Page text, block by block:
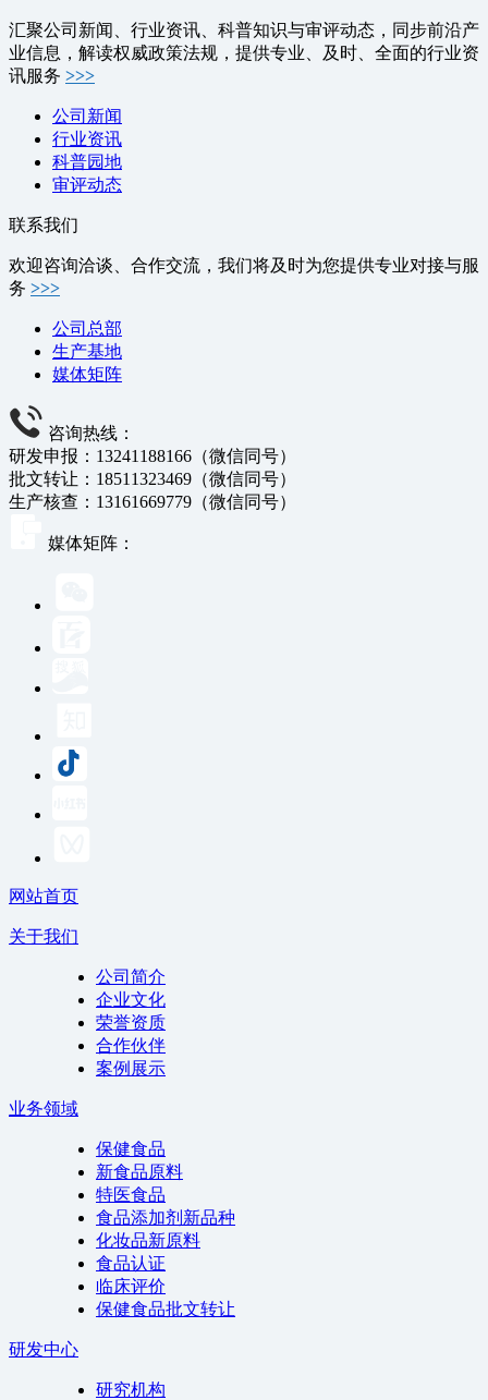
汇聚公司新闻、行业资讯、科普知识与审评动态，同步前沿产
业信息，解读权威政策法规，提供专业、及时、全面的行业资
讯服务 >>>
公司新闻
行业资讯
科普园地
审评动态
联系我们
欢迎咨询洽谈、合作交流，我们将及时为您提供专业对接与服
务 >>>
公司总部
生产基地
媒体矩阵
咨询热线：
研发申报：13241188166（微信同号）
批文转让：18511323469（微信同号）
生产核查：13161669779（微信同号）
媒体矩阵：
网站首页
关于我们
公司简介
企业文化
荣誉资质
合作伙伴
案例展示
业务领域
保健食品
新食品原料
特医食品
食品添加剂新品种
化妆品新原料
食品认证
临床评价
保健食品批文转让
研发中心
研究机构